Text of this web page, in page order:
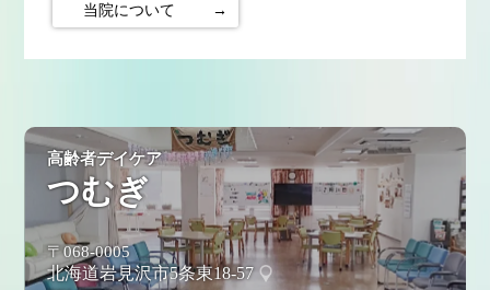
当院について →
高齢者デイケア
つむぎ
〒068-0005
北海道岩見沢市5条東18-57